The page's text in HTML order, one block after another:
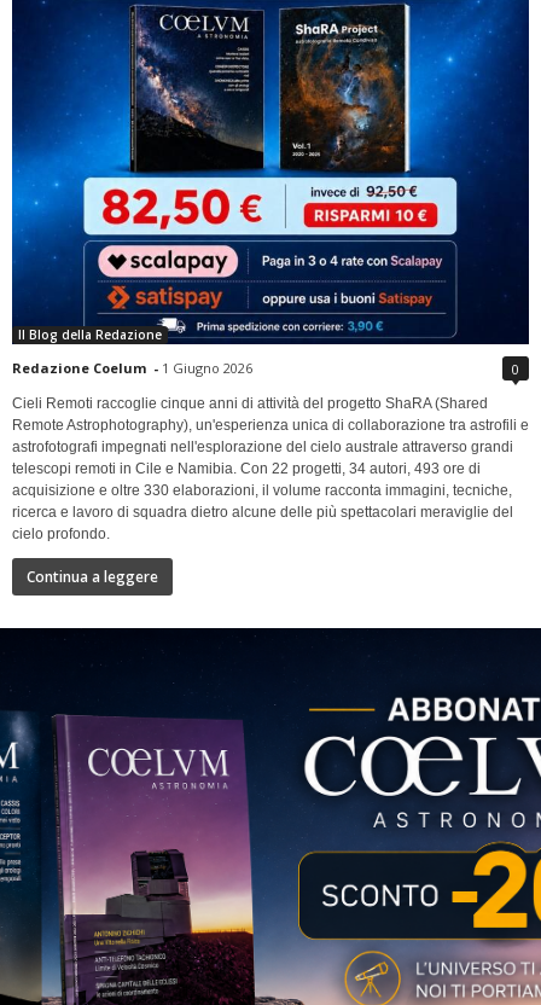
Il Blog della Redazione
Redazione Coelum - 1 Giugno 2026 0
Cieli Remoti raccoglie cinque anni di attività del progetto ShaRA (Shared
Remote Astrophotography), un'esperienza unica di collaborazione tra astrofili e
astrofotografi impegnati nell'esplorazione del cielo australe attraverso grandi
telescopi remoti in Cile e Namibia. Con 22 progetti, 34 autori, 493 ore di
acquisizione e oltre 330 elaborazioni, il volume racconta immagini, tecniche,
ricerca e lavoro di squadra dietro alcune delle più spettacolari meraviglie del
cielo profondo.
Continua a leggere